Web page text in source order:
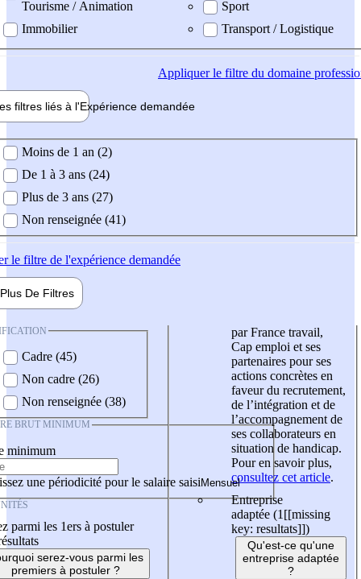
Tourisme / Animation
Immobilier
Sport
Transport / Logistique
Appliquerle filtre du domaine
filtres liés à l'Expérience demandée
demandée
Moins de 1 an (2)
De 1 à 3 ans (24)
Plus de 3 ans (27)
Non renseignée (41)
le filtre de l'expérience demandée
Plus De Filtres
Cadre (45)
Non cadre (26)
Non renseignée (38)
BRUT MINIMUM
minimum
une périodicité pour le salaire saisi
parmi les 1ers à postuler
serez-vous parmi les
premiers à postuler ?
par France travail,
Cap emploi et ses
partenaires pour ses
actions concrètes en
faveur du recrutement,
de l’intégration et de
l’accompagnement de
ses collaborateurs en
situation de handicap.
Pour en savoir plus,
consultez cet article.
Entreprise
adaptée (1 [[missing
key: resultats]])
Qu'est-ce qu'une
entreprise adaptée
?